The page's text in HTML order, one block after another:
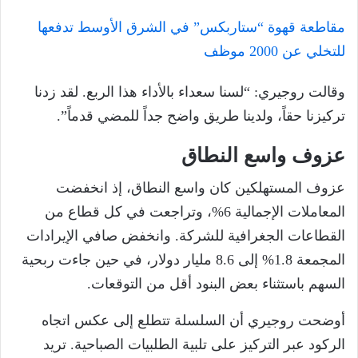
مقاطعة قهوة “ستاربكس” في الشرق الأوسط تدفعها
للتخلي عن 2000 موظف
وقالت روجيري: “لسنا سعداء بالأداء هذا الربع. لقد زدنا
تركيزنا حقاً، ولدينا طريق واضح جداً للمضي قدماً”.
عزوف واسع النطاق
عزوف المستهلكين كان واسع النطاق، إذ انخفضت
المعاملات الإجمالية 6%، وتراجعت في كل قطاع من
القطاعات الجغرافية للشركة. وانخفض صافي الإيرادات
المجمعة 1.8% إلى 8.6 مليار دولار، في حين جاءت ربحية
السهم باستثناء بعض البنود أقل من التوقعات.
أوضحت روجيري أن السلسلة تتطلع إلى عكس اتجاه
الركود عبر التركيز على تلبية الطلبيات الصباحية. تريد